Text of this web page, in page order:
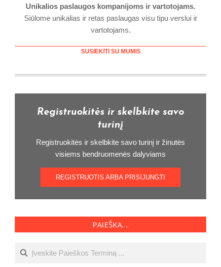
Unikalios paslaugos kompanijoms ir vartotojams.
Siūlome unikalias ir retas paslaugas visu tipu verslui ir
vartotojams.
SUSIEKITI SU MUMIS
Registruokitės ir skelbkite savo
turinį
Registruokitės ir skelbkite savo turinį ir žinutės
visiems bendruomenės dalyviams
REGISTRUOTIS ARBA PRISIJUNGTI
PAIEŠKA….
Ieškoti